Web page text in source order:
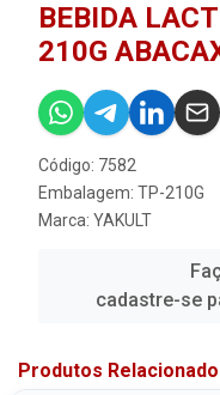
BEBIDA
210G
Código: 7582
Embalagem: TP-210G
Marca: YAKULT
cadastre-se
Produtos